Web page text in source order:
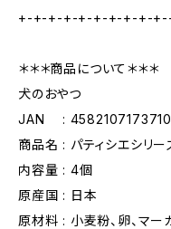
+-+-+-+-+-+-+-+-+-
＊＊＊商品について＊＊＊
犬のおやつ
JAN : 4582107173710
商品名 : パティシエシリ
内容量 : 4個
原産国 : 日本
原材料 : 小麦粉、卵、マー